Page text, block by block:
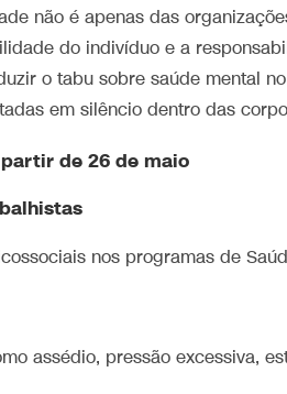
não é apenas das
do indivíduo e a
o tabu sobre saúde mental
em silêncio dentro das
de 26 de maio
nos programas de
assédio, pressão excessiva,